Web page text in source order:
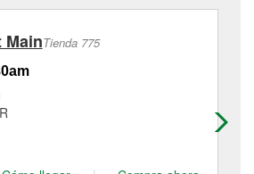
MainTienda 775